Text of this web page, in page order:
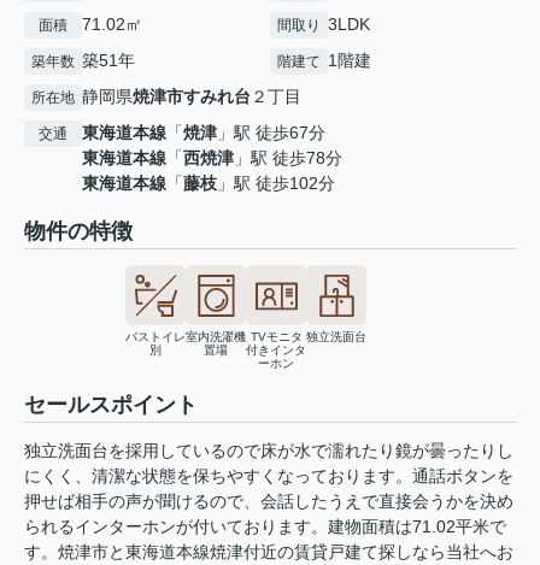
面積 71.02㎡ 間取り 3LDK
築年数 築51年 階建て 1階建
所在地 静岡県焼津市すみれ台 ２丁目
交通 東海道本線 「焼津 」駅 徒歩67分
東海道本線 「西焼津 」駅 徒歩78分
東海道本線 「藤枝 」駅 徒歩102分
物件の特徴
バストイレ
別
室内洗濯機
置場
TVモニタ
付きインタ
ーホン
独立洗面台
セールスポイント
独立洗面台を採用しているので床が水で濡れたり鏡が曇ったりし
にくく、清潔な状態を保ちやすくなっております。通話ボタンを
押せば相手の声が聞けるので、会話したうえで直接会うかを決め
られるインターホンが付いております。建物面積は71.02平米で
す。焼津市と東海道本線焼津付近の賃貸戸建て探しなら当社へお